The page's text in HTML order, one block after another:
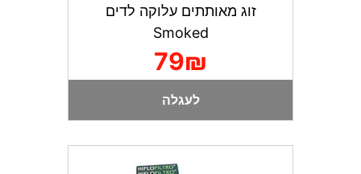
זוג מאותתים עלוקה לדים
Smoked
79₪
לעגלה